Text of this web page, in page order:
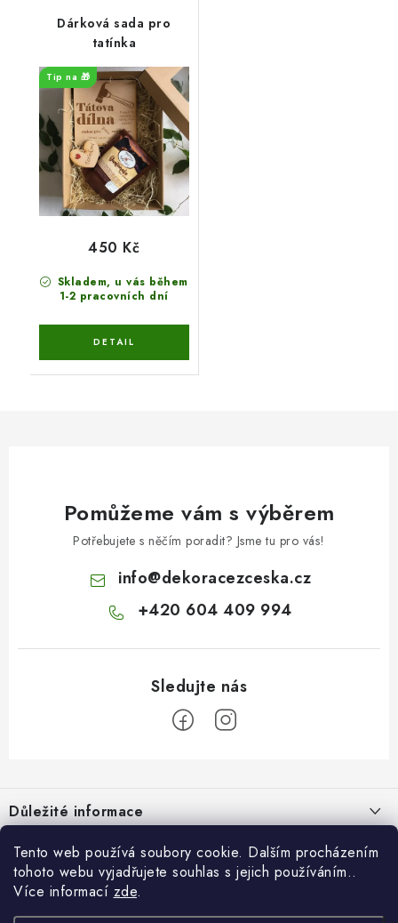
Tento web používá soubory cookie. Dalším procházením
tohoto webu vyjadřujete souhlas s jejich používáním..
Více informací zde.
Dárková sada pro
tatínka
Tip na 🎁
Skladem, u vás během
1-2 pracovních dní
450 Kč
Pomůžeme vám s výběrem
Potřebujete s něčím poradit? Jsme tu pro vás!
info@dekoracezceska.cz
+420 604 409 994
pDůležité informace
Doprava a platba
Obchodní podmínky
Vrácení zboží
Pro zákazníky
Svatební dárkový box pro novomanžele - překvapte originálním
dárkem!
Blog